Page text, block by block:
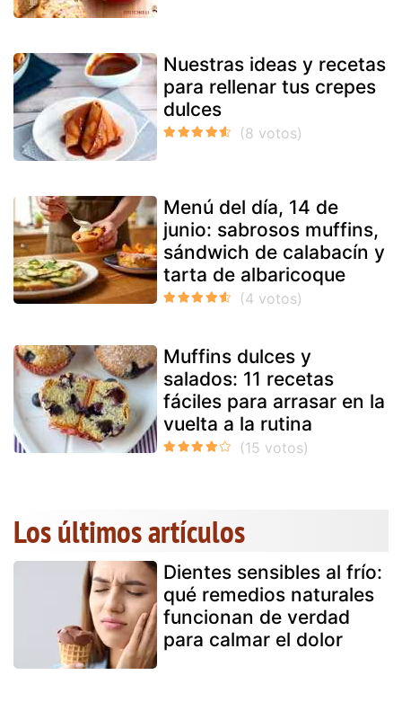
Nuestras ideas y recetas
para rellenar tus crepes
dulces
Menú del día, 14 de
junio: sabrosos muffins,
sándwich de calabacín y
tarta de albaricoque
Muffins dulces y
salados: 11 recetas
fáciles para arrasar en la
vuelta a la rutina
Los últimos artículos
Dientes sensibles al frío:
qué remedios naturales
funcionan de verdad
para calmar el dolor